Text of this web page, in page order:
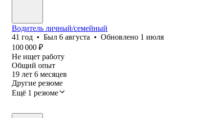
Водитель личный/семейный
41 год • Был 6 августа • Обновлено 1 июля
100 000 ₽
Не ищет работу
Общий опыт
19 лет 6 месяцев
Другие резюме
Ещё 1 резюме